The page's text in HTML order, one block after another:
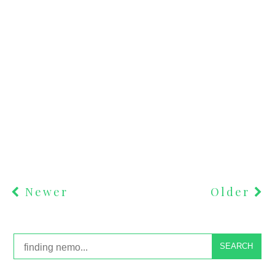
Newer Older
SEARCH